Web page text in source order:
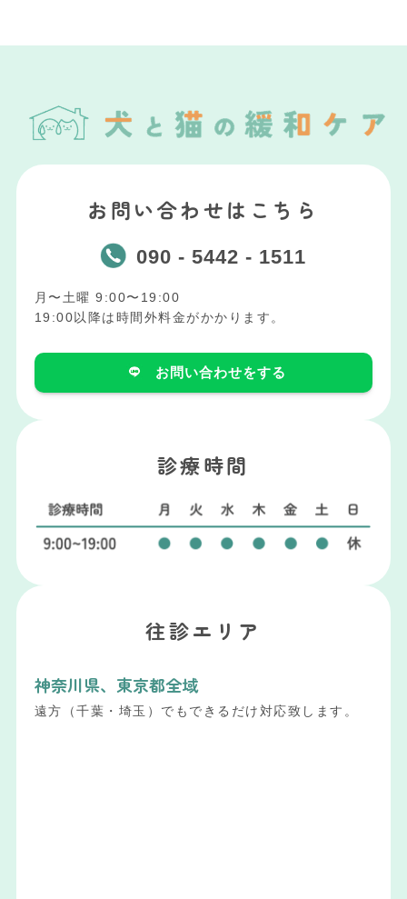
お問い合わせはこちら
090 - 5442 - 1511
月〜土曜 9:00〜19:00
19:00以降は時間外料金がかかります。
お問い合わせをする
診療時間
往診エリア
神奈川県、東京都全域
遠方（千葉・埼玉）でもできるだけ対応致します。